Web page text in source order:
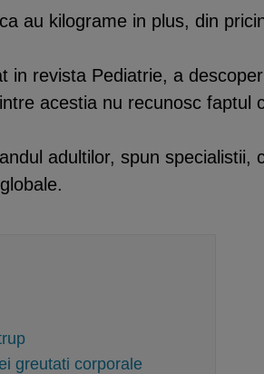
au kilograme in plus, din
in revista Pediatrie, a
acestia nu recunosc faptul
adultilor, spun
greutati corporale